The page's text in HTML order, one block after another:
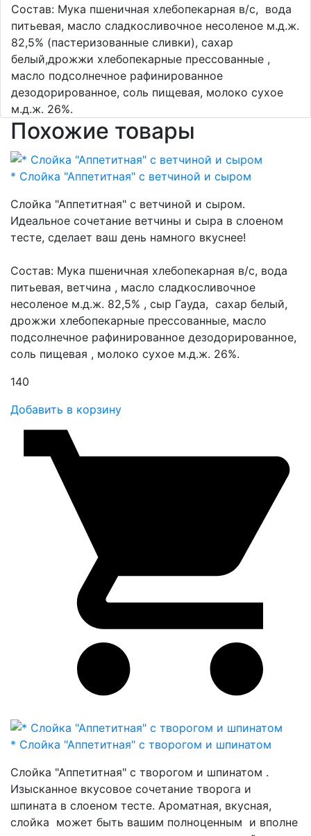
Состав: Мука пшеничная хлебопекарная в/с, вода
питьевая, масло сладкосливочное несоленое м.д.ж.
82,5% (пастеризованные сливки), сахар
белый,дрожжи хлебопекарные прессованные ,
масло подсолнечное рафинированное
дезодорированное, соль пищевая, молоко сухое
м.д.ж. 26%.
Похожие товары
* Слойка "Аппетитная" с ветчиной и сыром
Слойка "Аппетитная" с ветчиной и сыром.
Идеальное сочетание ветчины и сыра в слоеном
тесте, сделает ваш день намного вкуснее!
Состав: Мука пшеничная хлебопекарная в/с, вода
питьевая, ветчина , масло сладкосливочное
несоленое м.д.ж. 82,5% , сыр Гауда, сахар белый,
дрожжи хлебопекарные прессованные, масло
подсолнечное рафинированное дезодорированное,
соль пищевая , молоко сухое м.д.ж. 26%.
140
Добавить в корзину
* Слойка "Аппетитная" с творогом и шпинатом
Слойка "Аппетитная" с творогом и шпинатом .
Изысканное вкусовое сочетание творога и
шпината в слоеном тесте. Ароматная, вкусная,
слойка может быть вашим полноценным и вполне